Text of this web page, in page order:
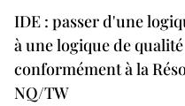
IDE : passer d'une
à une logique de qualité
conformément à la
NQ/TW